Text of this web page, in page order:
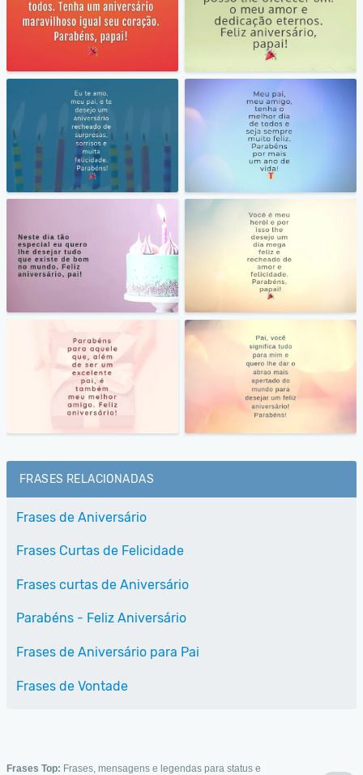
FRASES RELACIONADAS
Frases de Aniversário
Frases Curtas de Felicidade
Frases curtas de Aniversário
Parabéns - Feliz Aniversário
Frases de Aniversário para Pai
Frases de Vontade
Frases Top: Frases, mensagens e legendas para status e